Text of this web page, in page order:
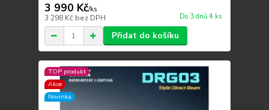
3 990 Kč/ks
3 298 Kč bez DPH Do 3 dnů 4 ks
Přidat do košíku
TOP produkt
Akce
Novinka